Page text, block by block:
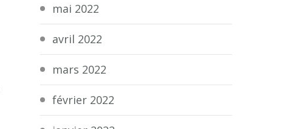
mai 2022
avril 2022
mars 2022
février 2022